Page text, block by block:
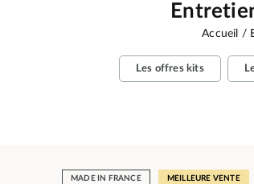
Accueil
Les offres kits
MADE IN FRANCE MEILLEURE VENTE